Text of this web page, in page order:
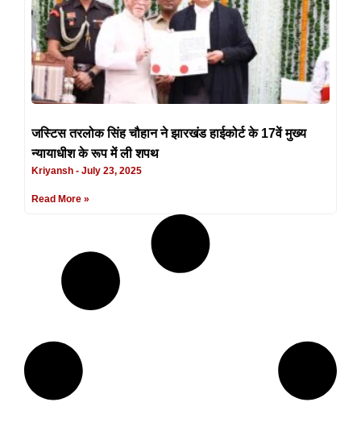
जस्टिस तरलोक सिंह चौहान ने झारखंड हाईकोर्ट के 17वें मुख्य
न्यायाधीश के रूप में ली शपथ
Kriyansh July 23, 2025
Read More »